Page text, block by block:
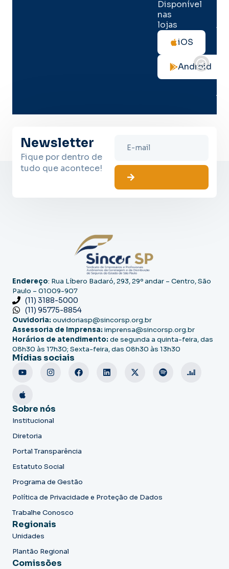
Disponível
nas
lojas
iOS
Android
no
Newsletter
Fique por dentro de
tudo que acontece!
Endereço: Rua Líbero Badaró, 293, 29º andar – Centro, São
Paulo – 01009-907
(11) 3188-5000
(11) 95775-8854
Ouvidoria: ouvidoriasp@sincorsp.org.br
Assessoria de Imprensa: imprensa@sincorsp.org.br
Horários de atendimento: de segunda a quinta-feira, das
08h30 às 17h30; Sexta-feira, das 08h30 às 13h30
Mídias sociais
Sobre nós
Institucional
Diretoria
Portal Transparência
Estatuto Social
Programa de Gestão
Política de Privacidade e Proteção de Dados
Trabalhe Conosco
Regionais
Unidades
Plantão Regional
Comissões